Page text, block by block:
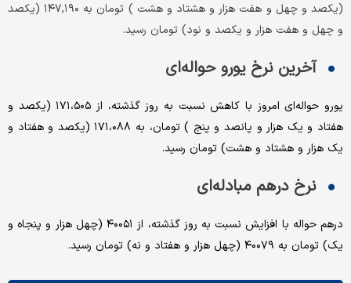
(یکصد و چهل و هفت هزار و هشتاد و هشت ) تومان به ۱۴۷,۱۹۰ (یکصد
و چهل و هفت هزار و یکصد و نود) تومان رسید.
آخرین نرخ یورو حواله‌ای
یورو حواله‌ای امروز با کاهش نسبت به روز گذشته، از ۱۷۱،۵۰۵ (یکصد و
هفتاد و یک هزار و پانصد و پنج ) تومان، به ۱۷۱،۰۸۸ (یکصد و هفتاد و
یک هزار و هشتاد و هشت) تومان رسید.
نرخ درهم مبادله‌ای
درهم حواله با افزایش نسبت به روز گذشته، از ۴۰۰۵۱ (چهل هزار و پنجاه و
یک) تومان به ۴۰۰۷۹ (چهل هزار و هفتاد و نه) تومان رسید.